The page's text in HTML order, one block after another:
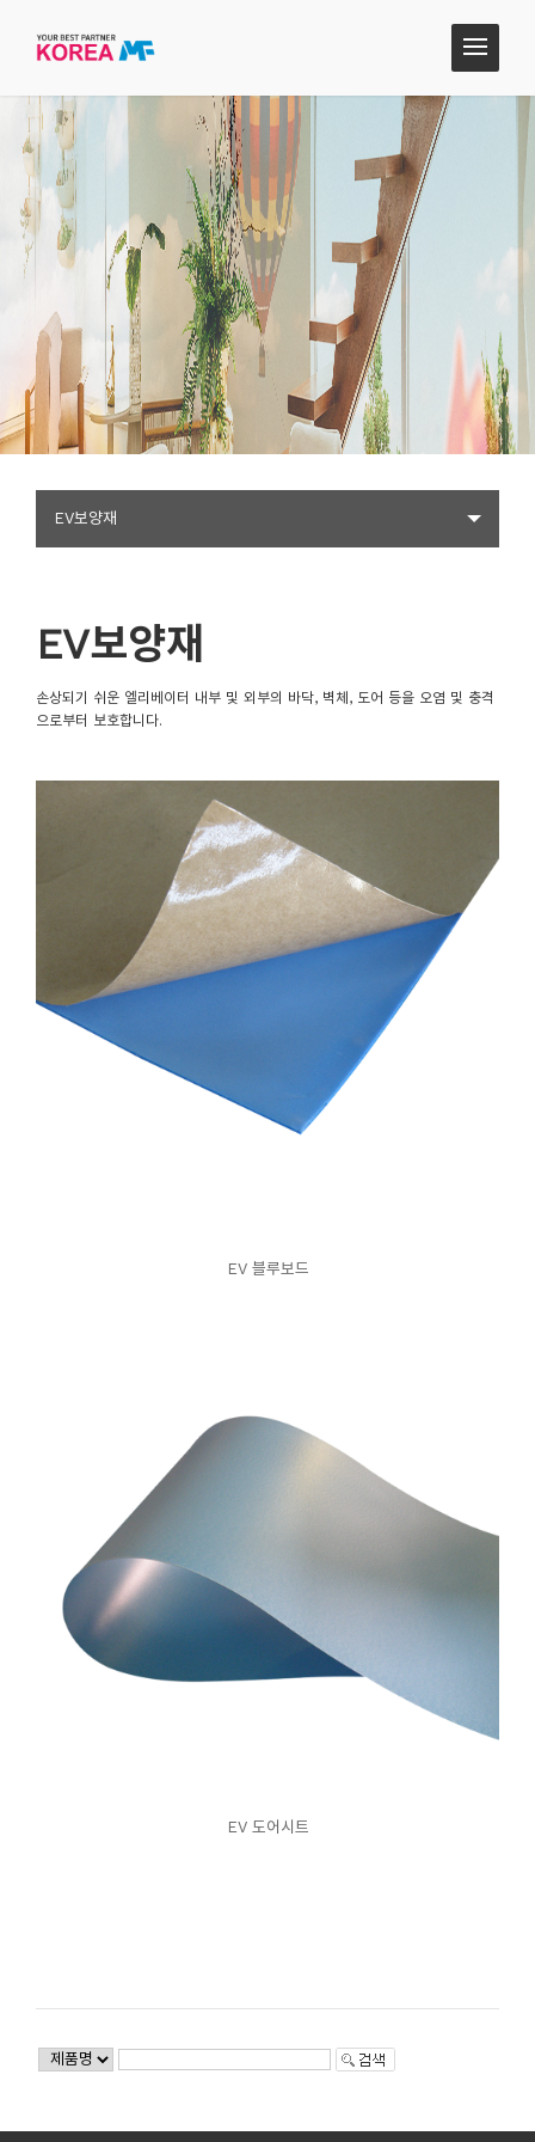
EV보양재
EV보양재
손상되기 쉬운 엘리베이터 내부 및 외부의 바닥, 벽체, 도어 등을 오염 및 충격
으로부터 보호합니다.
EV 블루보드
EV 도어시트